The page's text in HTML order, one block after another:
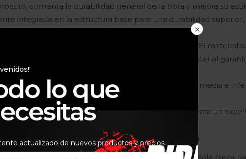
aumenta la durabilidad general de la bota y mejora su
integrada en la estructura base para una durabilidad
reposapiés son reemplazables.
microfibra que es flexible y resistente a la abrasión. El material
y un mejor rendimiento de ahorro de peso. El material
un enlace biomecánico entre las secciones media e
de las fuerzas de torsión.
avanzado en forma de panal y está diseñado para un
un amplio ajuste y soporte para la pantorrilla.
por Alpinestars están construidas a partir de una sola pieza
lo que
actualizado de nuevos productos y precios.